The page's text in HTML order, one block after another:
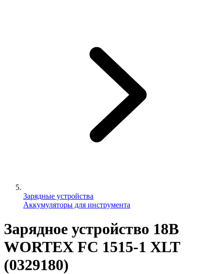
Зарядные устройства
Аккумуляторы для инструмента
Зарядное устройство 18В
WORTEX FC 1515-1 XLT
(0329180)